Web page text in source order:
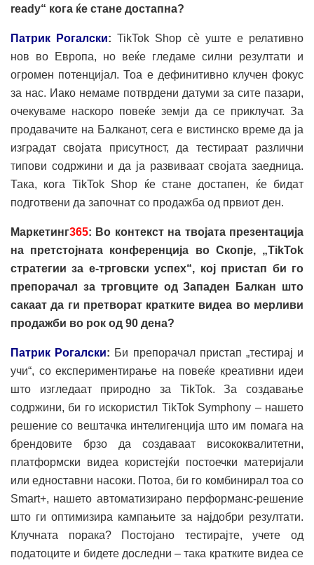
ready“ кога ќе стане достапна?
Патрик Рогалски: TikTok Shop сè уште е релативно
нов во Европа, но веќе гледаме силни резултати и
огромен потенцијал. Тоа е дефинитивно клучен фокус
за нас. Иако немаме потврдени датуми за сите пазари,
очекуваме наскоро повеќе земји да се приклучат. За
продавачите на Балканот, сега е вистинско време да ја
изградат својата присутност, да тестираат различни
типови содржини и да ја развиваат својата заедница.
Така, кога TikTok Shop ќе стане достапен, ќе бидат
подготвени да започнат со продажба од првиот ден.
Маркетинг365: Во контекст на твојата презентација
на претстојната конференција во Скопје, „TikTok
стратегии за е-трговски успех“, кој пристап би го
препорачал за трговците од Западен Балкан што
сакаат да ги претворат кратките видеа во мерливи
продажби во рок од 90 дена?
Патрик Рогалски: Би препорачал пристап „тестирај и
учи“, со експериментирање на повеќе креативни идеи
што изгледаат природно за TikTok. За создавање
содржини, би го искористил TikTok Symphony – нашето
решение со вештачка интелигенција што им помага на
брендовите брзо да создаваат висококвалитетни,
платформски видеа користејќи постоечки материјали
или едноставни насоки. Потоа, би го комбинирал тоа со
Smart+, нашето автоматизирано перформанс-решение
што ги оптимизира кампањите за најдобри резултати.
Клучната порака? Постојано тестирајте, учете од
податоците и бидете доследни – така кратките видеа се